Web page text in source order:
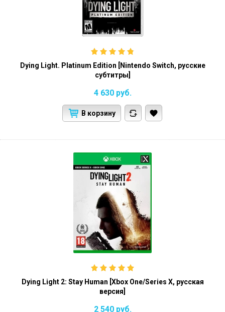
Dying Light. Platinum Edition [Nintendo Switch, русские
субтитры]
4 630 руб.
В корзину
Dying Light 2: Stay Human [Xbox One/Series X, русская
версия]
2 540 руб.